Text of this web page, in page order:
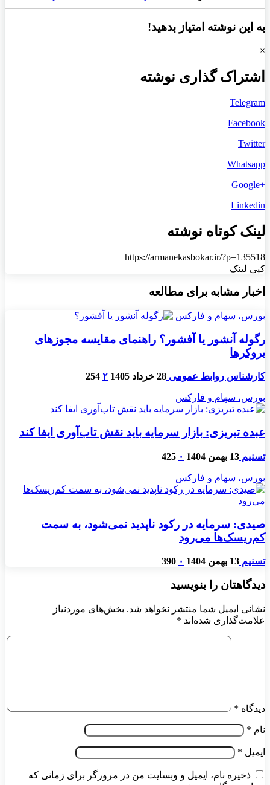
به این نوشته امتیاز بدهید!
×
اشتراک گذاری نوشته
Telegram
Facebook
Twitter
Whatsapp
+Google
Linkedin
لینک کوتاه نوشته
https://armanekasbokar.ir/?p=135518
کپی لینک
اخبار مشابه برای مطالعه
بورس، سهام و فارکس
رگوله آنشور یا آفشور؟ راهنمای مقایسه مجوزهای
بروکرها
کارشناس روابط عمومی 28 خرداد 1405 ۲ 254
بورس، سهام و فارکس
عبده تبریزی: بازار سرمایه باید نقش تاب‌آوری ایفا کند
تسنیم 13 بهمن 1404 ۰ 425
بورس، سهام و فارکس
صیدی: سرمایه در رکود ناپدید نمی‌شود، به سمت
کم‌ریسک‌ها می‌رود
تسنیم 13 بهمن 1404 ۰ 390
دیدگاهتان را بنویسید
نشانی ایمیل شما منتشر نخواهد شد. بخش‌های موردنیاز
علامت‌گذاری شده‌اند *
دیدگاه *
نام *
ایمیل *
ذخیره نام، ایمیل و وبسایت من در مرورگر برای زمانی که